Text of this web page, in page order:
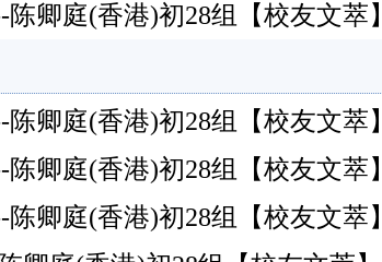
卿庭(香港)初28组【校友文萃】
卿庭(香港)初28组【校友文萃】
卿庭(香港)初28组【校友文萃】
卿庭(香港)初28组【校友文萃】